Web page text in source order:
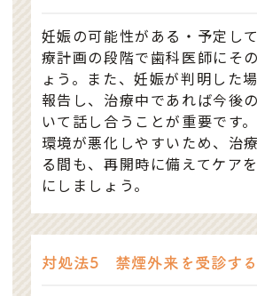
妊娠の可能性がある・予定し
療計画の段階で歯科医師にそ
ょう。また、妊娠が判明した
報告し、治療中であれば今後
いて話し合うことが重要です
環境が悪化しやすいため、治
る間も、再開時に備えてケア
にしましょう。
対処法5 禁煙外来を受診する